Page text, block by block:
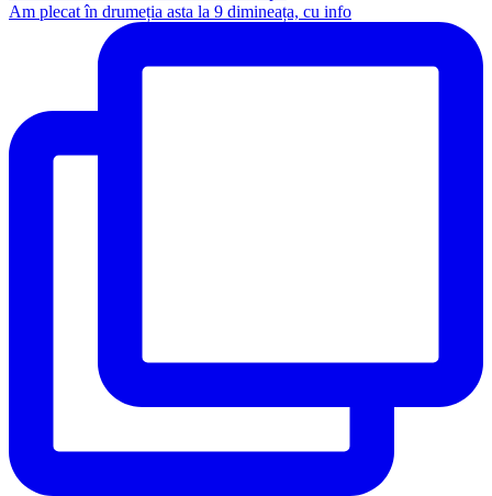
Am plecat în drumeția asta la 9 dimineața, cu info